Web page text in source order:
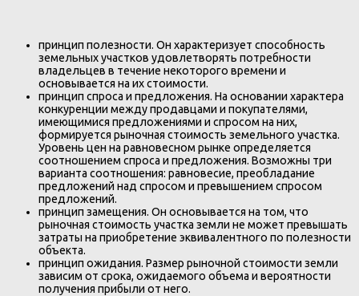
принцип полезности. Он характеризует способность
земельных участков удовлетворять потребности
владельцев в течение некоторого времени и
основывается на их стоимости.
принцип спроса и предложения. На основании характера
конкуренции между продавцами и покупателями,
имеющимися предложениями и спросом на них,
формируется рыночная стоимость земельного участка.
Уровень цен на равновесном рынке определяется
соотношением спроса и предложения. Возможны три
варианта соотношения: равновесие, преобладание
предложений над спросом и превышением спросом
предложений.
принцип замещения. Он основывается на том, что
рыночная стоимость участка земли не может превышать
затраты на приобретение эквивалентного по полезности
объекта.
принцип ожидания. Размер рыночной стоимости земли
зависим от срока, ожидаемого объема и вероятности
получения прибыли от него.